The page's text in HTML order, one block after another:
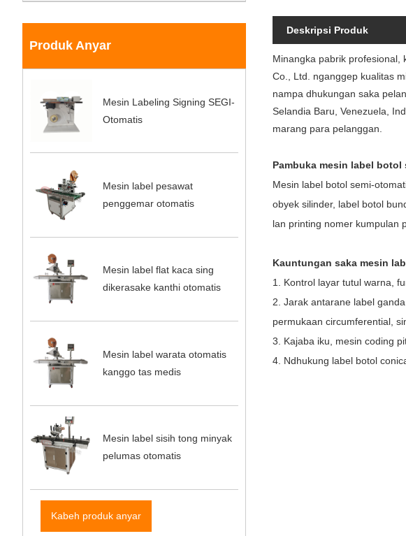
Produk Anyar
Mesin Labeling Signing SEGI-
Otomatis
Mesin label pesawat
penggemar otomatis
Mesin label flat kaca sing
dikerasake kanthi otomatis
Mesin label warata otomatis
kanggo tas medis
Mesin label sisih tong minyak
pelumas otomatis
Kabeh produk anyar
Deskripsi Produk
Minangka pabrik profesional,
Co., Ltd. nganggep kualitas
nampa dhukungan saka
Selandia Baru, Venezuela,
marang para pelanggan.
Pambuka mesin label botol
Mesin label botol semi-
obyek silinder, label botol
lan printing nomer kumpulan
Kauntungan saka mesin
1. Kontrol layar tutul warna,
2. Jarak antarane label
permukaan circumferential,
3. Kajaba iku, mesin coding
4. Ndhukung label botol